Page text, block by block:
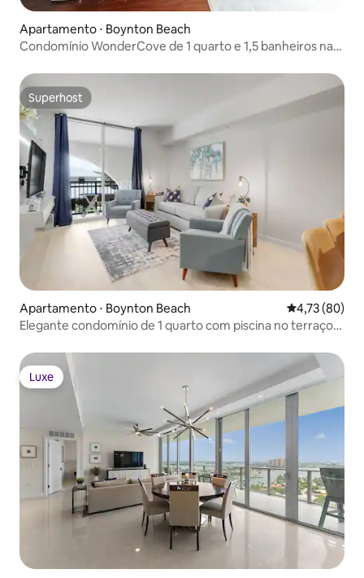
Apartamento ⋅ Boynton Beach
Condomínio WonderCove de 1 quarto e 1,5 banheiros na
Superhost
Superhost
Apartamento ⋅ Boynton Beach 4,73 de uma
4,73 (80)
Elegante condomínio de 1 quarto com piscina no terraço
Luxe
Luxe